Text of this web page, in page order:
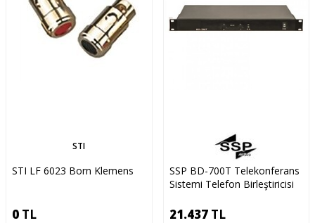
STI
STI LF 6023 Born Klemens
0 TL
SSP BD-700T Telekonferans
Sistemi Telefon Birleştiricisi
21.437TL